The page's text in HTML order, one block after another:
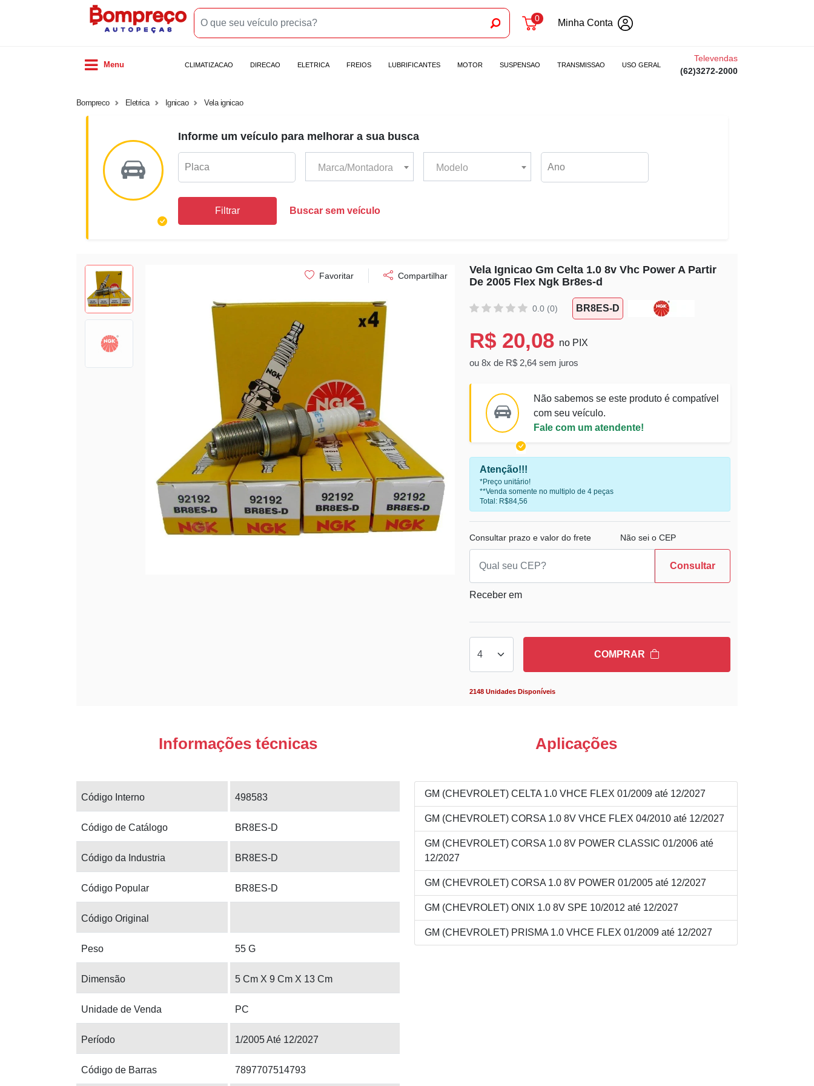
0 Minha Conta
Menu CLIMATIZACAO DIRECAO ELETRICA FREIOS LUBRIFICANTES MOTOR SUSPENSAO TRANSMISSAO USO GERAL
Televendas
(62)3272-2000
Bompreco Eletrica Ignicao Vela ignicao
Informe um veículo para melhorar a sua busca
Marca/Montadora Modelo
Filtrar Buscar sem veículo
Favoritar Compartilhar
Vela Ignicao Gm Celta 1.0 8v Vhc Power A Partir
De 2005 Flex Ngk Br8es-d
0.0 (0) BR8ES-D
R$ 20,08 no PIX
ou 8x de R$ 2,64 sem juros
Não sabemos se este produto é compatível
com seu veículo.
Fale com um atendente!
Atenção!!!
*Preço unitário!
**Venda somente no multiplo de 4 peças
Total: R$84,56
Consultar prazo e valor do frete Não sei o CEP
Consultar
Receber em
COMPRAR
2148 Unidades Disponíveis
Informações técnicas
Código Interno 498583
Código de Catálogo BR8ES-D
Código da Industria BR8ES-D
Código Popular BR8ES-D
Código Original
Peso 55 G
Dimensão 5 Cm X 9 Cm X 13 Cm
Unidade de Venda PC
Período 1/2005 Até 12/2027
Código de Barras 7897707514793
Aplicações
GM (CHEVROLET) CELTA 1.0 VHCE FLEX 01/2009 até 12/2027
GM (CHEVROLET) CORSA 1.0 8V VHCE FLEX 04/2010 até 12/2027
GM (CHEVROLET) CORSA 1.0 8V POWER CLASSIC 01/2006 até
12/2027
GM (CHEVROLET) CORSA 1.0 8V POWER 01/2005 até 12/2027
GM (CHEVROLET) ONIX 1.0 8V SPE 10/2012 até 12/2027
GM (CHEVROLET) PRISMA 1.0 VHCE FLEX 01/2009 até 12/2027